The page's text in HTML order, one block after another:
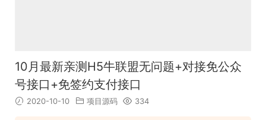
10月最新亲测H5牛联盟无问题+对接免公众
号接口+免签约支付接口
2020-10-10 项目源码 334